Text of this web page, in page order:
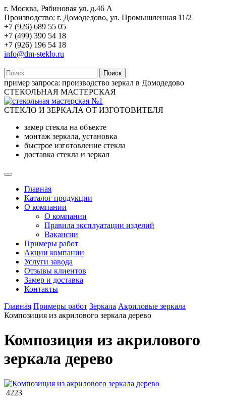
г. Москва, Рябиновая ул. д.46 А
Производство: г. Домодедово, ул. Промышленная 11/2
+7 (926) 689 55 05
+7 (499) 390 54 18
+7 (926) 196 54 18
info@dm-steklo.ru
Поиск
пример запроса: производство зеркал в Домодедово
СТЕКОЛЬНАЯ МАСТЕРСКАЯ
СТЕКЛО И ЗЕРКАЛА ОТ ИЗГОТОВИТЕЛЯ
замер стекла на объекте
монтаж зеркала, установка
быстрое изготовление стекла
доставка стекла и зеркал
Главная
Каталог продукции
О компании
О компании
Правила эксплуатации изделий
Вакансии
Примеры работ
Акции компании
Услуги завода
Отзывы клиентов
Замер и доставка
Контакты
Главная Примеры работ Зеркала Акриловые зеркала
Композиция из акрилового зеркала дерево
Композиция из акрилового
зеркала дерево
4223